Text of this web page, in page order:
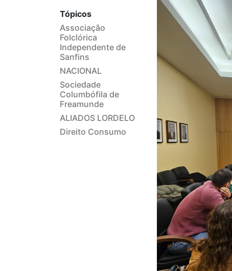
Tópicos
Associação
Folclórica
Independente de
Sanfins
NACIONAL
Sociedade
Columbófila de
Freamunde
ALIADOS LORDELO
Direito Consumo